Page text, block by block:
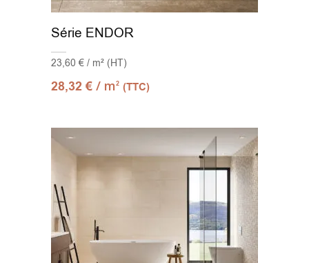
Série ENDOR
23,60 € / m² (HT)
28,32€ / m2 (TTC)